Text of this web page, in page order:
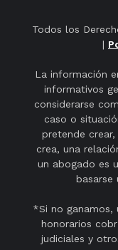
Todos los
|
La información
informativos
considerarse
caso o
pretende
crea, una
un abogado es
basarse
*Si no ganamos,
honorarios
judiciales y